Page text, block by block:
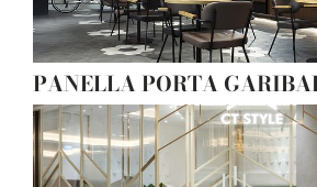
PANELLA PORTA